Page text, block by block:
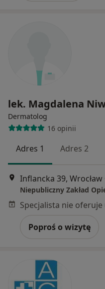
lek. Magdalena
Dermatolog
16 opinii
Adres 1 Adres 2
Inflancka 39, Wrocław
Niepubliczny Zakład
Poproś o wizytę